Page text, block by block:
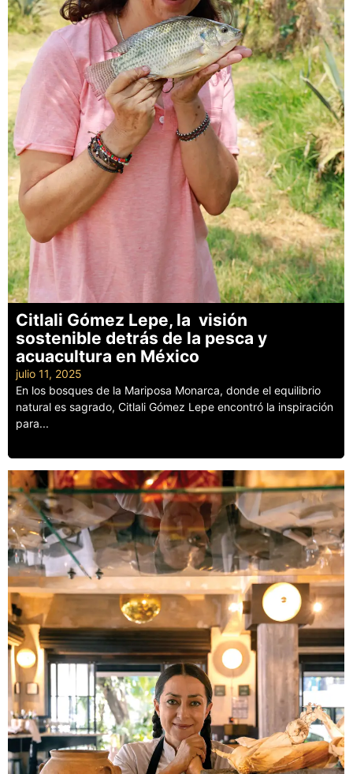
Citlali Gómez Lepe, la visión
sostenible detrás de la pesca y
acuacultura en México
julio 11, 2025
En los bosques de la Mariposa Monarca, donde el equilibrio
natural es sagrado, Citlali Gómez Lepe encontró la inspiración
para...